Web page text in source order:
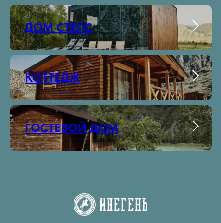
ДОМ СТЕЛС
КОТТЕДЖ
ГОСТЕВОЙ ДОМ